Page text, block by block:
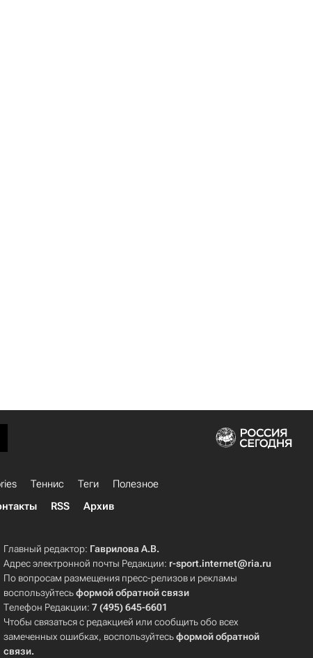
Теннис Теги
Полезное
RSS Архив
Главный редактор: Гаврилова А.В.
Адрес электронной почты Редакции: r-sport.internet@ria.ru
По вопросам размещения пресс-релизов и рекламы
воспользуйтесьформой обратной связи
Телефон Редакции:7 (495) 645-6601
Чтобы связаться с редакцией или сообщить обо всех
замеченных ошибках, воспользуйтесьформой обратной
связи.